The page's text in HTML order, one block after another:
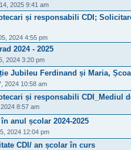
2025 9:41 am
și responsabili CDI;
2024 4:55 pm
2024 - 2025
2024 3:20 pm
Jubileu Ferdinand și Maria,
2024 10:58 am
și responsabili CDI_Mediul
8:57 am
anul școlar 2024-2025
2024 12:04 pm
CDI/ an școlar în curs